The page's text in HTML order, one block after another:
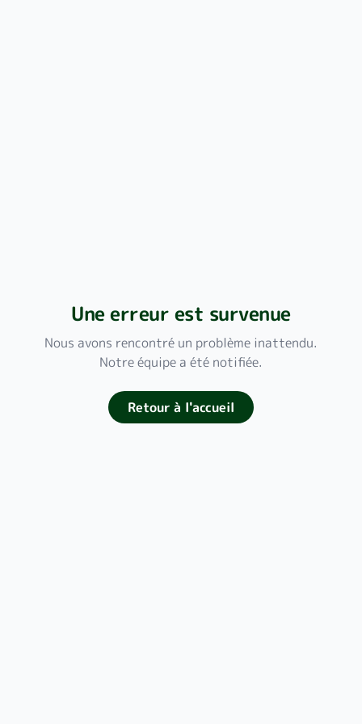
Une erreur est survenue
Nous avons rencontré un problème inattendu.
Notre équipe a été notifiée.
Retour à l'accueil